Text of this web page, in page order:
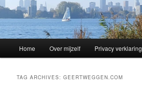
Skip
Skip
Home Over mijzelf Privacy verklaring
TAG ARCHIVES:GEERTWEGGEN.COM